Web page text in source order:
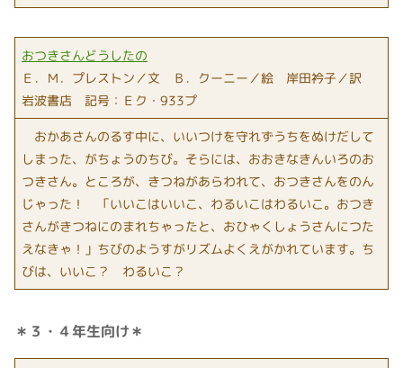
おつきさんどうしたの
Ｅ．Ｍ．プレストン／文 Ｂ．クーニー／絵 岸田衿子／訳
岩波書店 記号：Ｅク・933プ
おかあさんのるす中に、いいつけを守れずうちをぬけだして
しまった、がちょうのちび。そらには、おおきなきんいろのお
つきさん。ところが、きつねがあらわれて、おつきさんをのん
じゃった！ 「いいこはいいこ、わるいこはわるいこ。おつき
さんがきつねにのまれちゃったと、おひゃくしょうさんにつた
えなきゃ！」ちびのようすがリズムよくえがかれています。ち
びは、いいこ？ わるいこ？
＊３・４年生向け＊